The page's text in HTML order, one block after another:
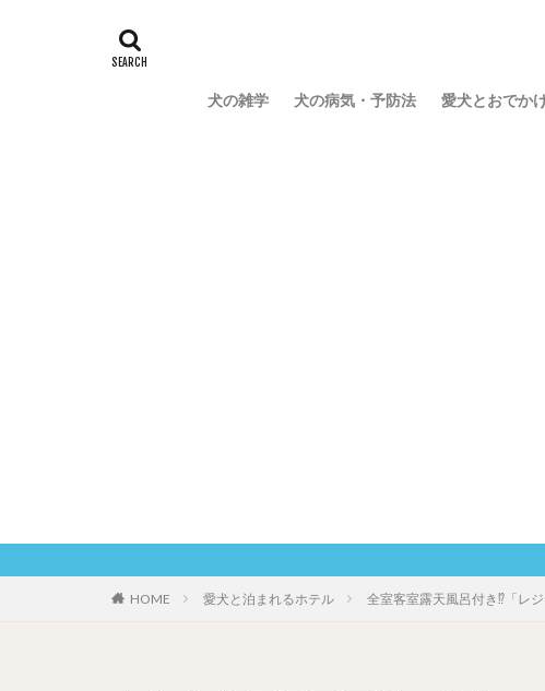
犬の雑学 犬の病気・予防法 愛犬とおでか
HOME 愛犬と泊まれるホテル 全室客室露天風呂付き⁉︎「レ